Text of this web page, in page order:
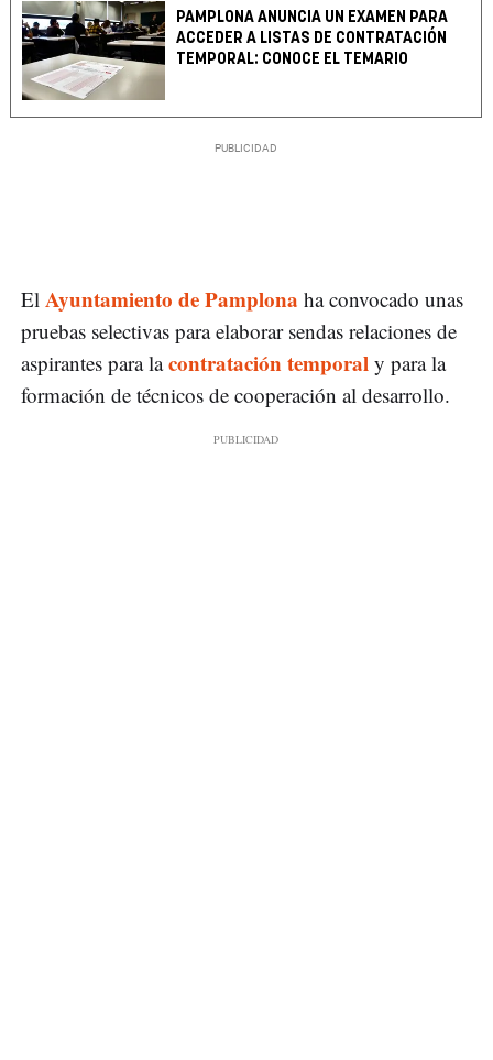
PAMPLONA ANUNCIA UN EXAMEN PARA
ACCEDER A LISTAS DE CONTRATACIÓN
TEMPORAL: CONOCE EL TEMARIO
El Ayuntamiento de Pamplona ha convocado unas
pruebas selectivas para elaborar sendas relaciones de
aspirantes para lacontratación temporal y para la
formación de técnicos de cooperación al desarrollo.